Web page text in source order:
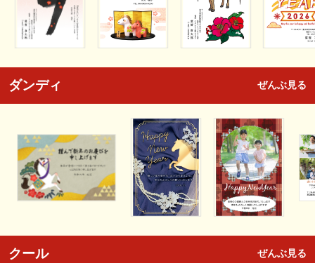
ダンディ ぜんぶ見る
クール ぜんぶ見る